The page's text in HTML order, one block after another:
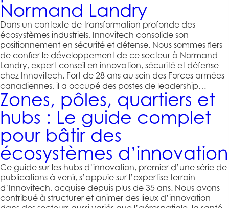
Normand Landry
Dans un contexte de transformation profonde des
écosystèmes industriels, Innovitech consolide son
positionnement en sécurité et défense. Nous sommes fiers
de confier le développement de ce secteur à Normand
Landry, expert-conseil en innovation, sécurité et défense
chez Innovitech. Fort de 28 ans au sein des Forces armées
canadiennes, il a occupé des postes de leadership…
Zones, pôles, quartiers et
hubs : Le guide complet
pour bâtir des
écosystèmes d’innovation
Ce guide sur les hubs d’innovation, premier d’une série de
publications à venir, s’appuie sur l’expertise terrain
d’Innovitech, acquise depuis plus de 35 ans. Nous avons
contribué à structurer et animer des lieux d’innovation